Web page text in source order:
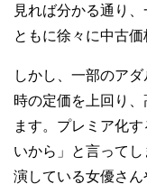
見れば分かる通り
ともに徐々に中古価
しかし、一部のア
時の定価を上回り
ます。プレミア化
いから」と言って
演している女優さ